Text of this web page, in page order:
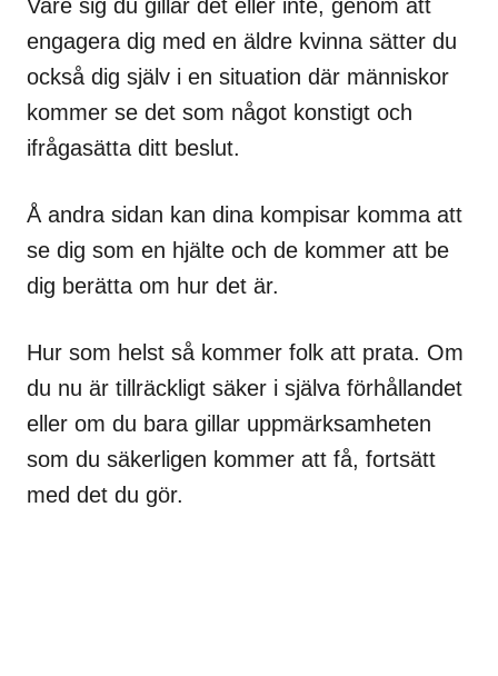
Vare sig du gillar det eller inte, genom att
engagera dig med en äldre kvinna sätter du
också dig själv i en situation där människor
kommer se det som något konstigt och
ifrågasätta ditt beslut.
Å andra sidan kan dina kompisar komma att
se dig som en hjälte och de kommer att be
dig berätta om hur det är.
Hur som helst så kommer folk att prata. Om
du nu är tillräckligt säker i själva förhållandet
eller om du bara gillar uppmärksamheten
som du säkerligen kommer att få, fortsätt
med det du gör.